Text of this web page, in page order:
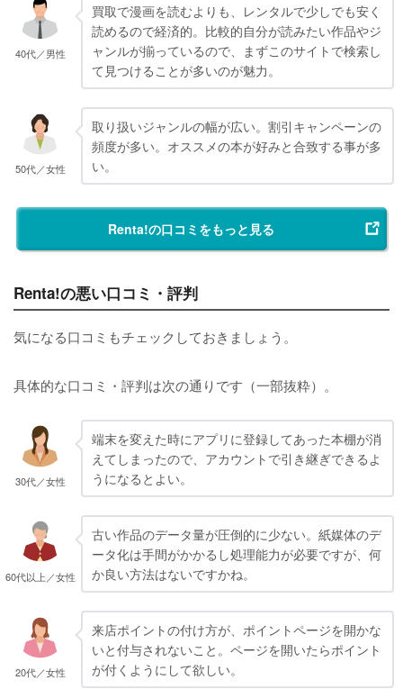
40代／男性
買取で漫画を読むよりも、レンタルで少しでも安く
読めるので経済的。比較的自分が読みたい作品やジ
ャンルが揃っているので、まずこのサイトで検索し
て見つけることが多いのが魅力。
50代／女性
取り扱いジャンルの幅が広い。割引キャンペーンの
頻度が多い。オススメの本が好みと合致する事が多
い。
Renta!の口コミをもっと見る
Renta!の悪い口コミ・評判
気になる口コミもチェックしておきましょう。
具体的な口コミ・評判は次の通りです（一部抜粋）。
30代／女性
端末を変えた時にアプリに登録してあった本棚が消
えてしまったので、アカウントで引き継ぎできるよ
うになるとよい。
60代以上／女性
古い作品のデータ量が圧倒的に少ない。紙媒体のデ
ータ化は手間がかかるし処理能力が必要ですが、何
か良い方法はないですかね。
20代／女性
来店ポイントの付け方が、ポイントページを開かな
いと付与されないこと。ページを開いたらポイント
が付くようにして欲しい。